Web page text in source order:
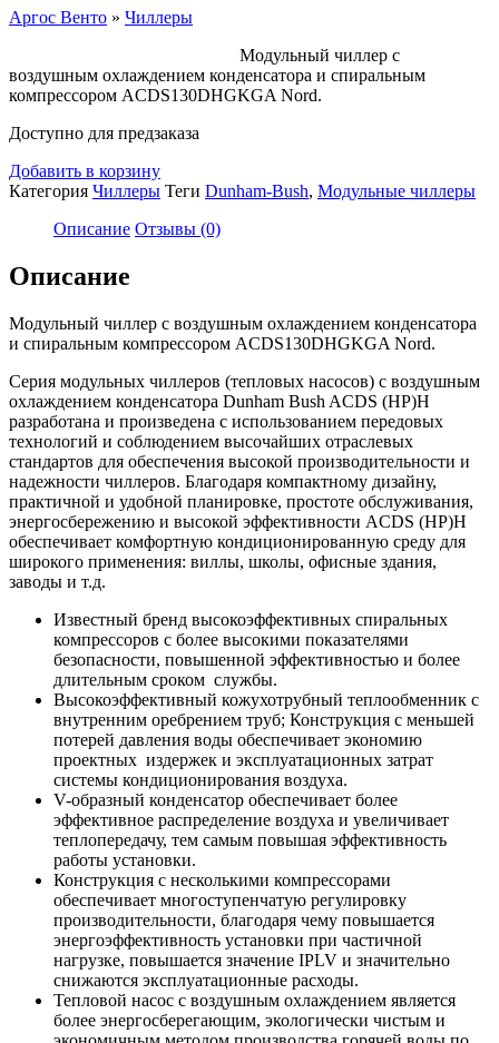
Аргос Венто » Чиллеры
Модульный чиллер с
воздушным охлаждением конденсатора и спиральным
компрессором ACDS130DHGKGA Nord.
Доступно для предзаказа
Добавить в корзину
Категория Чиллеры Теги Dunham-Bush, Модульные чиллеры
Описание Отзывы (0)
Описание
Модульный чиллер с воздушным охлаждением конденсатора
и спиральным компрессором ACDS130DHGKGA Nord.
Серия модульных чиллеров (тепловых насосов) с воздушным
охлаждением конденсатора Dunham Bush ACDS (HP)H
разработана и произведена с использованием передовых
технологий и соблюдением высочайших отраслевых
стандартов для обеспечения высокой производительности и
надежности чиллеров. Благодаря компактному дизайну,
практичной и удобной планировке, простоте обслуживания,
энергосбережению и высокой эффективности ACDS (HP)H
обеспечивает комфортную кондиционированную среду для
широкого применения: виллы, школы, офисные здания,
заводы и т.д.
Известный бренд высокоэффективных спиральных
компрессоров с более высокими показателями
безопасности, повышенной эффективностью и более
длительным сроком службы.
Высокоэффективный кожухотрубный теплообменник с
внутренним оребрением труб; Конструкция с меньшей
потерей давления воды обеспечивает экономию
проектных издержек и эксплуатационных затрат
системы кондиционирования воздуха.
V-образный конденсатор обеспечивает более
эффективное распределение воздуха и увеличивает
теплопередачу, тем самым повышая эффективность
работы установки.
Конструкция с несколькими компрессорами
обеспечивает многоступенчатую регулировку
производительности, благодаря чему повышается
энергоэффективность установки при частичной
нагрузке, повышается значение IPLV и значительно
снижаются эксплуатационные расходы.
Тепловой насос с воздушным охлаждением является
более энергосберегающим, экологически чистым и